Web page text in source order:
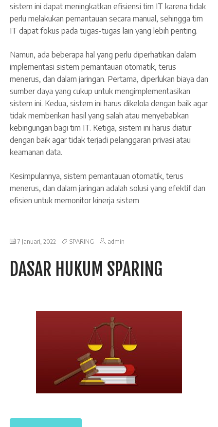
sistem ini dapat meningkatkan efisiensi tim IT karena tidak
perlu melakukan pemantauan secara manual, sehingga tim
IT dapat fokus pada tugas-tugas lain yang lebih penting.
Namun, ada beberapa hal yang perlu diperhatikan dalam
implementasi sistem pemantauan otomatik, terus
menerus, dan dalam jaringan. Pertama, diperlukan biaya dan
sumber daya yang cukup untuk mengimplementasikan
sistem ini. Kedua, sistem ini harus dikelola dengan baik agar
tidak memberikan hasil yang salah atau menyebabkan
kebingungan bagi tim IT. Ketiga, sistem ini harus diatur
dengan baik agar tidak terjadi pelanggaran privasi atau
keamanan data.
Kesimpulannya, sistem pemantauan otomatik, terus
menerus, dan dalam jaringan adalah solusi yang efektif dan
efisien untuk memonitor kinerja sistem
7 Januari, 2022 SPARING admin
DASAR HUKUM SPARING